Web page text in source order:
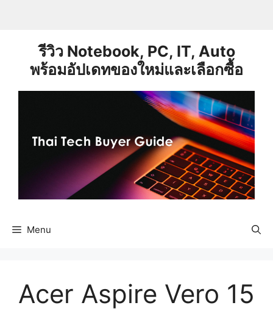
รีวิว Notebook, PC, IT, Auto
พร้อมอัปเดทของใหม่และเลือกซื้อ
Menu
Acer Aspire Vero 15